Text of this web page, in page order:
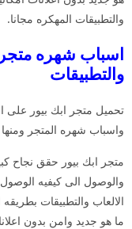
والتطبيقات المهكره مجانا.
والتطبيقات
تحميل متجر ابك بيور على
واسباب شهره المتجر ومنها
متجر ابك بيور حقق نجاح
والوصول الى كيفيه
الالعاب والتطبيقات
ما هو جديد وامن بدون